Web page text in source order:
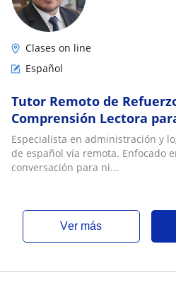
Clases on line
Español
Tutor Remoto de
Comprensión Lectora
con rezago
Especialista en administración y
de español vía remota. Enfocado
conversación para ni...
ver más